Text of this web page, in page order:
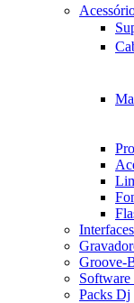
Groove-
Software
Packs Dj